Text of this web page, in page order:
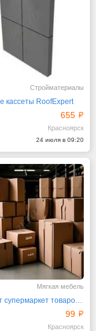
Стройматериалы
кассеты RoofExpert
655
Красноярск
24 июля в 09:20
Мягкая мебель
Интернет супермаркет товаров для переезда
99
Красноярск